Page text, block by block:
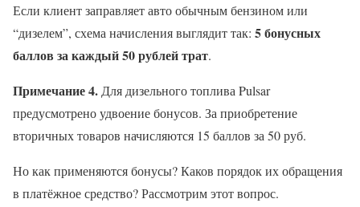
Если клиент заправляет авто обычным бензином или
“дизелем”, схема начисления выглядит так: 5 бонусных
баллов за каждый 50 рублей трат.
Примечание 4. Для дизельного топлива Pulsar
предусмотрено удвоение бонусов. За приобретение
вторичных товаров начисляются 15 баллов за 50 руб.
Но как применяются бонусы? Каков порядок их обращения
в платёжное средство? Рассмотрим этот вопрос.